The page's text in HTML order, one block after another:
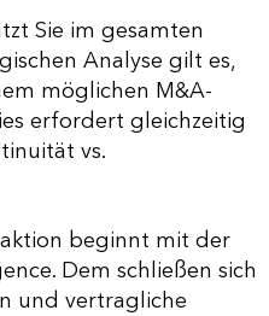
Sie im gesamten
Analyse gilt es,
möglichen M&A-
erfordert gleichzeitig
vs.
beginnt mit der
Dem schließen sich
und vertragliche